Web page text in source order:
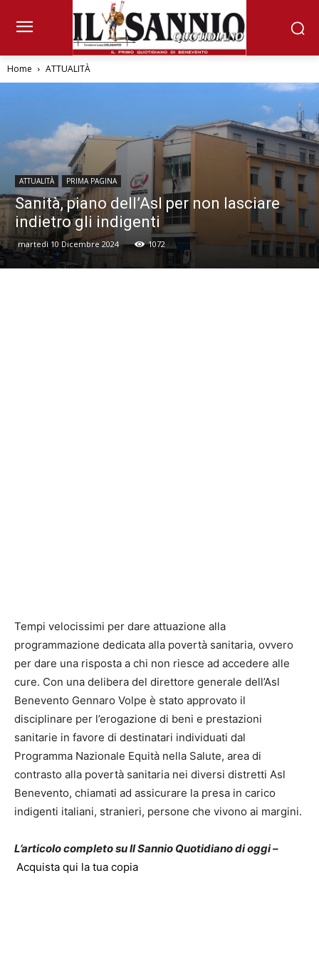
Home ATTUALITÀ
ATTUALITÀ PRIMA PAGINA
Sanità, piano dell’Asl per non lasciare
indietro gli indigenti
martedì 10 Dicembre 2024 1072
Tempi velocissimi per dare attuazione alla
programmazione dedicata alla povertà sanitaria, ovvero
per dare una risposta a chi non riesce ad accedere alle
cure. Con una delibera del direttore generale dell’Asl
Benevento Gennaro Volpe è stato approvato il
disciplinare per l’erogazione di beni e prestazioni
sanitarie in favore di destinatari individuati dal
Programma Nazionale Equità nella Salute, area di
contrasto alla povertà sanitaria nei diversi distretti Asl
Benevento, chiamati ad assicurare la presa in carico
indigenti italiani, stranieri, persone che vivono ai margini.
L’articolo completo su Il Sannio Quotidiano di oggi –
Acquista qui la tua copia